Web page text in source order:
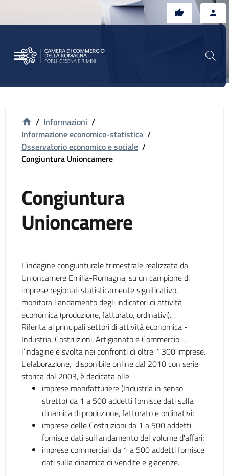
/ Informazioni /
Informazione economico-statistica /
Osservatorio economico e sociale /
Congiuntura Unioncamere
Congiuntura
Unioncamere
L’indagine congiunturale trimestrale realizzata da
Unioncamere Emilia-Romagna, su un campione di
imprese regionali statisticamente significativo,
monitora l'andamento degli indicatori di attività
economica (produzione, fatturato, ordinativi).
Riferita ai principali settori di attività economica -
Industria, Costruzioni, Artigianato e Commercio -,
l’indagine è svolta nei confronti di oltre 1.300 imprese.
L'elaborazione, disponibile online dal 2010 con serie
storica dal 2003, è dedicata alle
imprese manifatturiere (Industria in senso
stretto) da 1 a 500 addetti fornisce dati sulla
dinamica di produzione, fatturato e ordinativi;
imprese delle Costruzioni da 1 a 500 addetti
fornisce dati sull'andamento del volume d'affari;
imprese commerciali da 1 a 500 addetti fornisce
dati sulla dinamica di vendite e giacenze.